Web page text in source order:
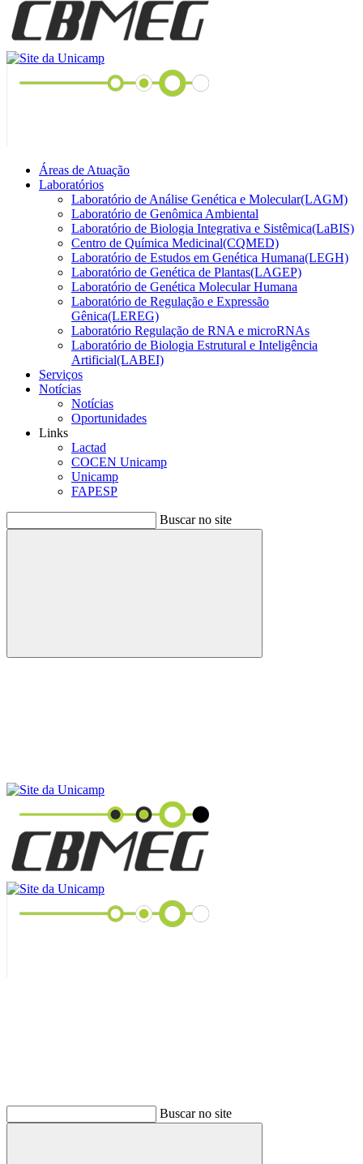
Áreas de Atuação
Laboratórios
Laboratório de Análise Genética e Molecular(LAGM)
Laboratório de Genômica Ambiental
Laboratório de Biologia Integrativa e Sistêmica(LaBIS)
Centro de Química Medicinal(CQMED)
Laboratório de Estudos em Genética Humana(LEGH)
Laboratório de Genética de Plantas(LAGEP)
Laboratório de Genética Molecular Humana
Laboratório de Regulação e Expressão
Gênica(LEREG)
Laboratório Regulação de RNA e microRNAs
Laboratório de Biologia Estrutural e Inteligência
Artificial(LABEI)
Serviços
Notícias
Notícias
Oportunidades
Links
Lactad
COCEN Unicamp
Unicamp
FAPESP
Buscar no site
Buscar
Buscar no site